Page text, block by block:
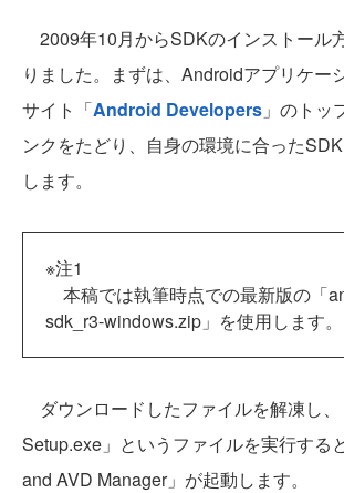
2009年10月からSDKのインストール
りました。まずは、Androidアプリケー
サイト「Android Developers 」のトッ
ンクをたどり、自身の環境に合った
します。
※注1
本稿では執筆時点での最新版の「
sdk_r3-windows.zip」を使用します。
ダウンロードしたファイルを解凍し
Setup.exe」というファイルを実行する
and AVD Manager」が起動します。